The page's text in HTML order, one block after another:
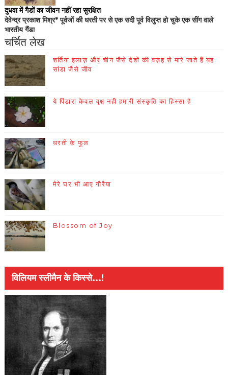
दुधवा में गैडों का जीवन नहीं रहा सुरक्षित
देवेन्द्र प्रकाश मिश्र* पूर्वजों की धरती पर से एक सदी पूर्व विलुप्त हो चुके एक सींग वाले
भारतीय गैंडा
चर्चित लेख
शर्तिया इलाज़ और चीन जैसे देशों की वज़ह से मारे जाते हैं यह
सांडा जैसे जीव
ये पिंडारा केवल वृक्ष नही हमारी संस्कृति का हिस्सा है
धरती के फूल
मेरे घर भी आए गौरैया
Blossom of Joy
विलियम स्लीमैन के किस्से...!